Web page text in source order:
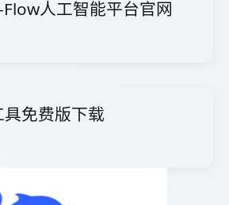
人工智能平台官网
免费版下载